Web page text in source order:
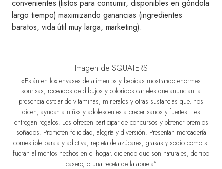
convenientes (listos para consumir, disponibles en góndola
largo tiempo) maximizando ganancias (ingredientes
baratos, vida útil muy larga, marketing).
Imagen de SQUATERS
«Están en los envases de alimentos y bebidas mostrando enormes
sonrisas, rodeados de dibujos y coloridos carteles que anuncian la
presencia estelar de vitaminas, minerales y otras sustancias que, nos
dicen, ayudan a niñxs y adolescentes a crecer sanos y fuertes. Les
entregan regalos. Les ofrecen participar de concursos y obtener premios
soñados. Prometen felicidad, alegría y diversión. Presentan mercadería
comestible barata y adictiva, repleta de azúcares, grasas y sodio como si
fueran alimentos hechos en el hogar, diciendo que son naturales, de tipo
casero, o una receta de la abuela”